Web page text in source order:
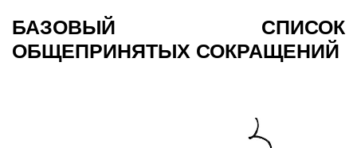
БАЗОВЫЙ СПИСОК
ОБЩЕПРИНЯТЫХ СОКРАЩЕНИЙ